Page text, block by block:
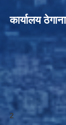
कार्यालय
2